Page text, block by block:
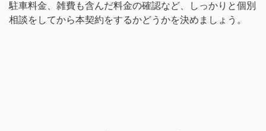
駐車料金、雑費も含んだ料金の確認など、しっかりと個別
相談をしてから本契約をするかどうかを決めましょう。